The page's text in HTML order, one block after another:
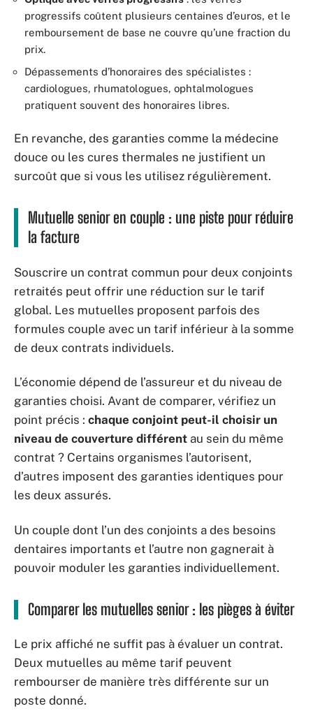
progressifs coûtent plusieurs centaines d’euros, et le
remboursement de base ne couvre qu’une fraction du
prix.
Dépassements d’honoraires des spécialistes :
cardiologues, rhumatologues, ophtalmologues
pratiquent souvent des honoraires libres.
En revanche, des garanties comme la médecine
douce ou les cures thermales ne justifient un
surcoût que si vous les utilisez régulièrement.
Mutuelle senior en couple : une piste pour réduire
la facture
Souscrire un contrat commun pour deux conjoints
retraités peut offrir une réduction sur le tarif
global. Les mutuelles proposent parfois des
formules couple avec un tarif inférieur à la somme
de deux contrats individuels.
L’économie dépend de l’assureur et du niveau de
garanties choisi. Avant de comparer, vérifiez un
point précis : chaque conjoint peut-il choisir un
niveau de couverture différent au sein du même
contrat ? Certains organismes l’autorisent,
d’autres imposent des garanties identiques pour
les deux assurés.
Un couple dont l’un des conjoints a des besoins
dentaires importants et l’autre non gagnerait à
pouvoir moduler les garanties individuellement.
Comparer les mutuelles senior : les pièges à éviter
Le prix affiché ne suffit pas à évaluer un contrat.
Deux mutuelles au même tarif peuvent
rembourser de manière très différente sur un
poste donné.